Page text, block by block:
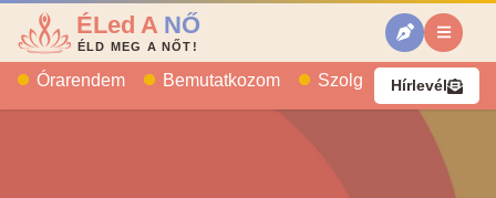
ÉLed A NŐ
ÉLD MEG A NŐT!
Órarendem Bemutatkozom Szolgáltatásaim
Hírlevél